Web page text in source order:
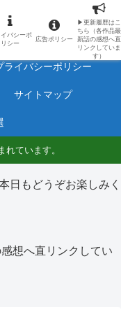
で毎日更新しています。
プロフィール
ライバシーポリシー
サイトマップ
ています。
日もどうぞお楽しみく
想へ直リンクしてい
イバシーポ
リシー
広告ポリシー
▶更新履歴はこ
ちら（各作品最
新話の感想へ直
リンクしていま
す）